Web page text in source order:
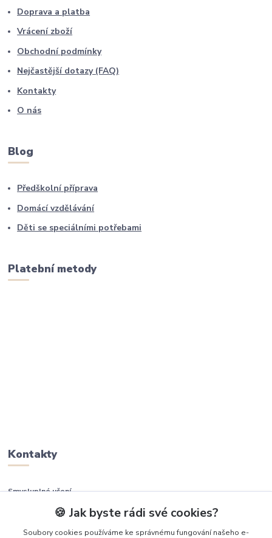
Doprava a platba
Vrácení zboží
Obchodní podmínky
Nejčastější dotazy (FAQ)
Kontakty
O nás
Blog
Předškolní příprava
Domácí vzdělávání
Děti se speciálními potřebami
Platební metody
Kontakty
Smysluplné učení
+420 737 937 936🍪 Jak byste rádi své cookies?
Soubory cookies používáme ke správnému fungování našeho e-